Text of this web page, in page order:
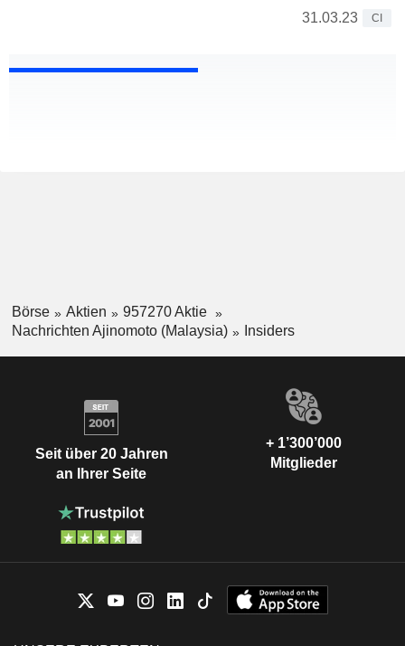
31.03.23
CI
Börse Aktien
957270 Aktie
Nachrichten Ajinomoto (Malaysia)
Insiders
Seit über 20 Jahren
an Ihrer Seite
+ 1’300’000
Mitglieder